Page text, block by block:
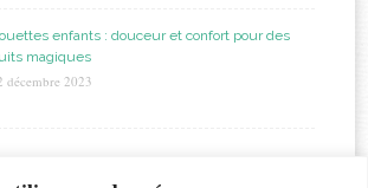
enfants : douceur et confort pour des
magiques
décembre 2023